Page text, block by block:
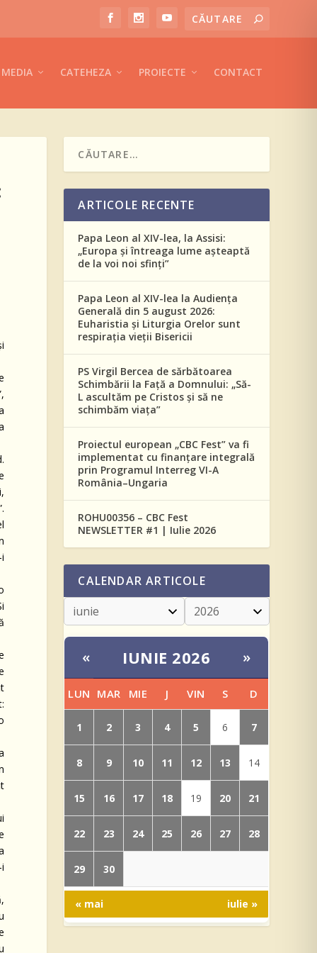
MEDIA CATEHEZA PROIECTE CONTACT
ARTICOLE RECENTE
Papa Leon al XIV-lea, la Assisi:
„Europa și întreaga lume așteaptă
de la voi noi sfinți”
Papa Leon al XIV-lea la Audiența
Generală din 5 august 2026:
Euharistia și Liturgia Orelor sunt
respirația vieții Bisericii
PS Virgil Bercea de sărbătoarea
Schimbării la Față a Domnului: „Să-
L ascultăm pe Cristos și să ne
schimbăm viața”
Proiectul european „CBC Fest” va fi
implementat cu finanțare integrală
prin Programul Interreg VI-A
România–Ungaria
ROHU00356 – CBC Fest
NEWSLETTER #1 | Iulie 2026
CALENDAR ARTICOLE
« IUNIE 2026 »
LUN MAR MIE J VIN S D
1 2 3 4 5 6 7
8 9 10 11 12 13 14
15 16 17 18 19 20 21
22 23 24 25 26 27 28
29 30
« mai iulie »